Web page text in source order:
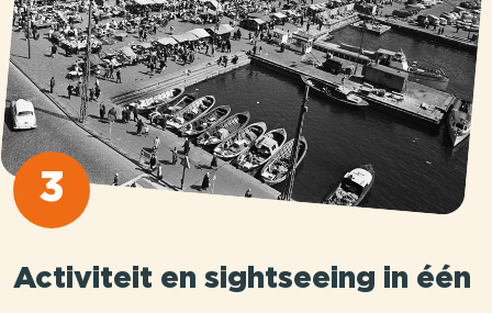
3
Activiteit en sightseeing in één